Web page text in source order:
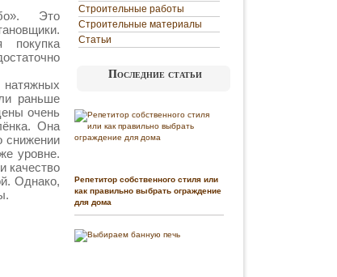
Это
покупка
раньше
очень
Она
снижении
уровне.
качество
Однако,
Строительные работы
Строительные материалы
Статьи
Последние статьи
Репетитор собственного стиля или
как правильно выбрать ограждение
для дома